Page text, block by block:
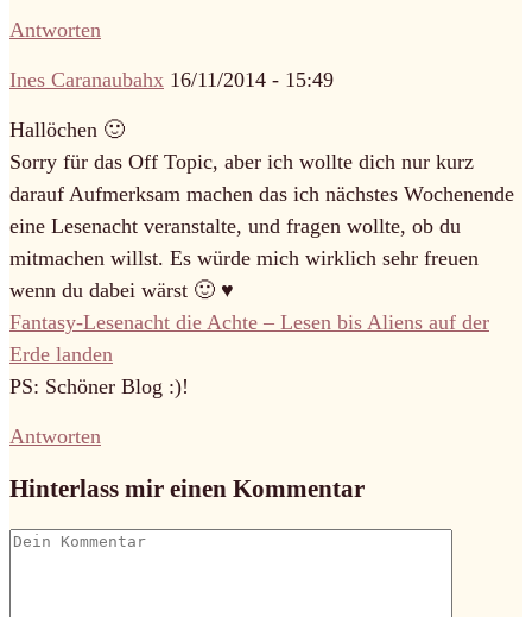
Antworten
Ines Caranaubahx 16/11/2014 - 15:49
Hallöchen 🙂
Sorry für das Off Topic, aber ich wollte dich nur kurz
darauf Aufmerksam machen das ich nächstes Wochenende
eine Lesenacht veranstalte, und fragen wollte, ob du
mitmachen willst. Es würde mich wirklich sehr freuen
wenn du dabei wärst 🙂 ♥
Fantasy-Lesenacht die Achte – Lesen bis Aliens auf der
Erde landen
PS: Schöner Blog :)!
Antworten
Hinterlass mir einen Kommentar